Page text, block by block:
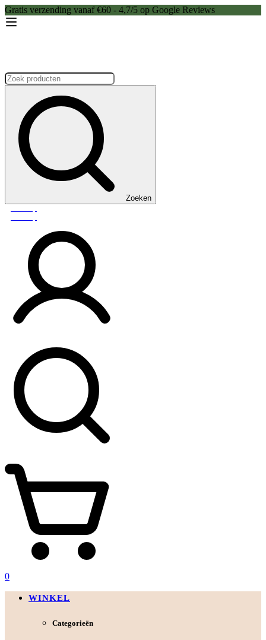
Gratis verzending vanaf €60 - 4,7/5 op Google Reviews
Zoeken:
Zoeken
0
WINKEL
Categorieën